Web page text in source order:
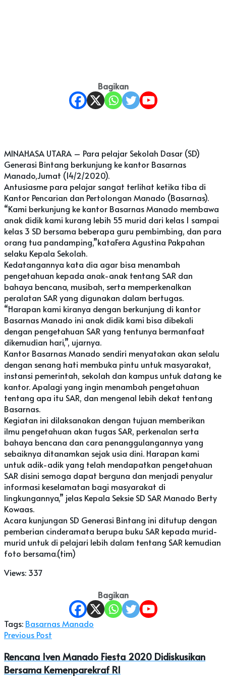
Bagikan
MINAHASA UTARA – Para pelajar Sekolah Dasar (SD)
Generasi Bintang berkunjung ke kantor Basarnas
Manado,Jumat (14/2/2020).
Antusiasme para pelajar sangat terlihat ketika tiba di
Kantor Pencarian dan Pertolongan Manado (Basarnas).
“Kami berkunjung ke kantor Basarnas Manado membawa
anak didik kami kurang lebih 55 murid dari kelas 1 sampai
kelas 3 SD bersama beberapa guru pembimbing, dan para
orang tua pandamping,”kataFera Agustina Pakpahan
selaku Kepala Sekolah.
Kedatangannya kata dia agar bisa menambah
pengetahuan kepada anak-anak tentang SAR dan
bahaya bencana, musibah, serta memperkenalkan
peralatan SAR yang digunakan dalam bertugas.
“Harapan kami kiranya dengan berkunjung di kantor
Basarnas Manado ini anak didik kami bisa dibekali
dengan pengetahuan SAR yang tentunya bermanfaat
dikemudian hari,”, ujarnya.
Kantor Basarnas Manado sendiri menyatakan akan selalu
dengan senang hati membuka pintu untuk masyarakat,
instansi pemerintah, sekolah dan kampus untuk datang ke
kantor. Apalagi yang ingin menambah pengetahuan
tentang apa itu SAR, dan mengenal lebih dekat tentang
Basarnas.
Kegiatan ini dilaksanakan dengan tujuan memberikan
ilmu pengetahuan akan tugas SAR, perkenalan serta
bahaya bencana dan cara penanggulangannya yang
sebaiknya ditanamkan sejak usia dini. Harapan kami
untuk adik-adik yang telah mendapatkan pengetahuan
SAR disini semoga dapat berguna dan menjadi penyalur
informasi keselamatan bagi masyarakat di
lingkungannya,” jelas Kepala Seksie SD SAR Manado Berty
Kowaas.
Acara kunjungan SD Generasi Bintang ini ditutup dengan
pemberian cinderamata berupa buku SAR kepada murid-
murid untuk di pelajari lebih dalam tentang SAR kemudian
foto bersama.(tim)
Views: 337
Bagikan
Tags: Basarnas Manado
Previous Post
Rencana Iven Manado Fiesta 2020 Didiskusikan
Bersama Kemenparekraf RI